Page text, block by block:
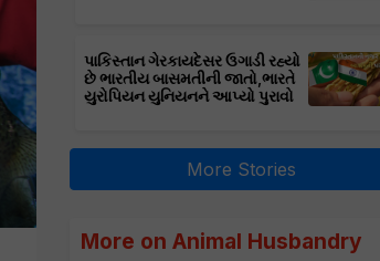
પાકિસ્તાન ગેરકાયદેસર ઉગાડી રહ્યો
છે ભારતીય બાસમતીની જાતો,ભારતે
યુરોપિયન યુનિયનને આપ્યો પુરાવો
More Stories
More on Animal Husbandry